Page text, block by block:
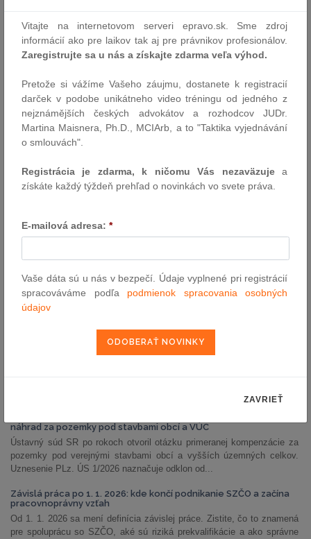
VYHĽADÁVANIE ASPI
Text:
náhrad za pozemky pod stavbami obcí a VÚC
Ústavný súd SR po rokoch otvoril otázku primeranej kompenzácie za
pozemky pod verejnými stavbami obcí a vyšších územných celkov.
Uznesenie PLz. ÚS 1/2026 naznačuje odklon od...
Závislá práca po 1. 1. 2026: kde končí podnikanie SZČO a začína
pracovnoprávny vzťah
Od 1. 1. 2026 sa mení definícia závislej práce. Zistite, čo to znamená
pre spoluprácu so SZČO, aké sú riziká prekvalifikácie a ako správne
Vitajte na internetovom serveri epravo.sk. Sme zdroj
informácií ako pre laikov tak aj pre právnikov profesionálov.
Zaregistrujte sa u nás a získajte zdarma veľa výhod.
Pretože si vážíme Vašeho záujmu, dostanete k registracií
darček v podobe unikátneho video tréningu od jedného z
nejznámějších českých advokátov a rozhodcov JUDr.
Martina Maisnera, Ph.D., MCIArb, a to "Taktika vyjednávání
o smlouvách".
Registrácia je zdarma, k ničomu Vás nezaväzujea
získáte každý týždeň prehľad o novinkách vo svete práva.
E-mailová adresa: *
Vaše dáta sú u nás v bezpečí. Údaje vyplnené pri registrácií
spracováváme podľa podmienok spracovania osobných
údajov
ZAVRIEŤ